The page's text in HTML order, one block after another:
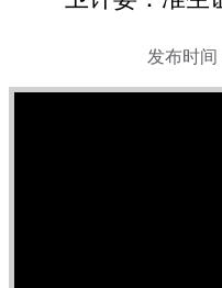
发布时间